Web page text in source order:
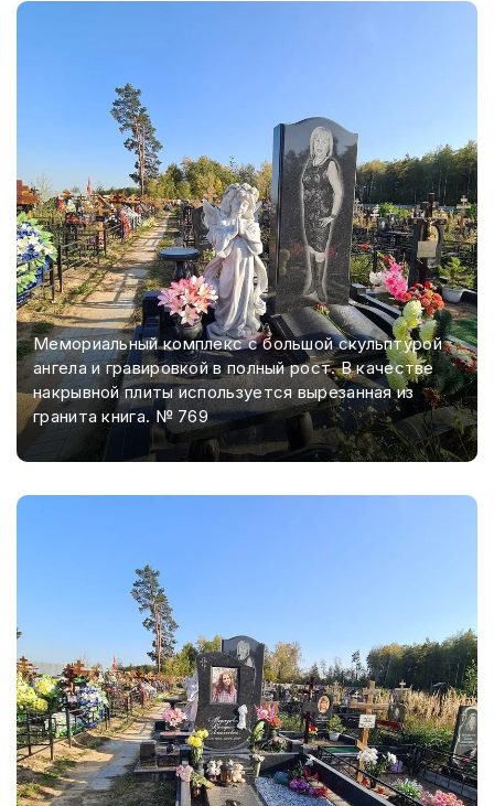
Мемориальный комплекс с большой скульптурой
ангела и гравировкой в полный рост. В качестве
накрывной плиты используется вырезанная из
гранита книга. № 769